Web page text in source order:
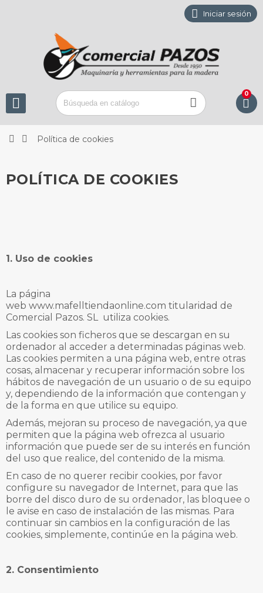
 Iniciar sesión
  
0
  Política de cookies
POLÍTICA DE COOKIES
1. Uso de cookies
La página
web www.mafelltiendaonline.com titularidad de
Comercial Pazos. SLutiliza cookies.
Las cookies son ficheros que se descargan en su
ordenador al acceder a determinadas páginas web.
Las cookies permiten a una página web, entre otras
cosas, almacenar y recuperar información sobre los
hábitos de navegación de un usuario o de su equipo
y, dependiendo de la información que contengan y
de la forma en que utilice su equipo.
Además, mejoran su proceso de navegación, ya que
permiten que la página web ofrezca al usuario
información que puede ser de su interés en función
del uso que realice, del contenido de la misma.
En caso de no querer recibir cookies, por favor
configure su navegador de Internet, para que las
borre del disco duro de su ordenador, las bloquee o
le avise en caso de instalación de las mismas. Para
continuar sin cambios en la configuración de las
cookies, simplemente, continúe en la página web.
2. Consentimiento